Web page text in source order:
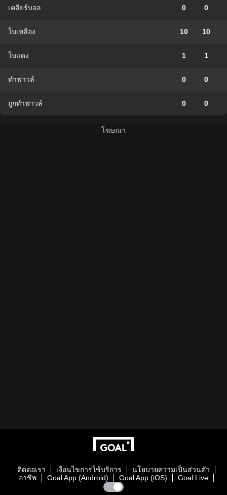
เคลียร์บอล 0 0
ใบเหลือง 10 10
ใบแดง 1 1
ทำฟาวล์ 0 0
ถูกทำฟาวล์ 0 0
ติดต่อเรา เงื่อนไขการใช้บริการ
นโยบายความเป็นส่วนตัว
อาชีพ
Goal App (Android) Goal App (iOS) Goal Live